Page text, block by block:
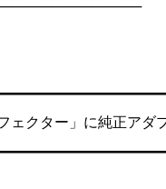
ェクター」に純正アダ